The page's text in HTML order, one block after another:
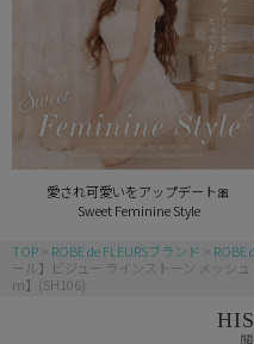
愛され可愛いをアップデート🎀
Sweet Feminine Style
TOP ROBE de FLEURSブランド ROBE
ール】ビジュー ラインストーン メッシ
m】(SH106)